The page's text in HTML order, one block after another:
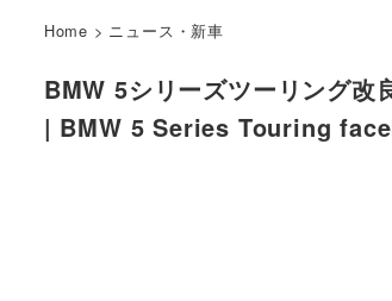
Home > ニュース・新車
BMW 5シリーズツーリング改
| BMW 5 Series Touring